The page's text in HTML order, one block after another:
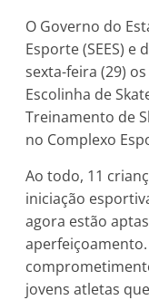
O Governo do
Esporte (SEES)
sexta-feira (29)
Escolinha de
Treinamento de
no Complexo
Ao todo, 11
iniciação
agora estão
jovens atletas